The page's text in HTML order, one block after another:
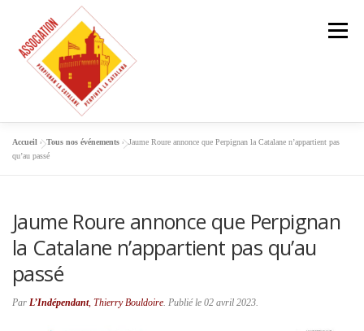
contenu
Menu
L’ASSOCIATION
NOS ACTIONS CULTURE & HISTOIRE A VOIR
L’ÉQUIPE
Accueil »Tous nos événements »Jaume Roure annonce que Perpignan la Catalane n’appartient pas
qu’au passé
Jaume Roure annonce que Perpignan
la Catalane n’appartient pas qu’au
passé
Par L’Indépendant, Thierry Bouldoire. Publié le 02 avril 2023.